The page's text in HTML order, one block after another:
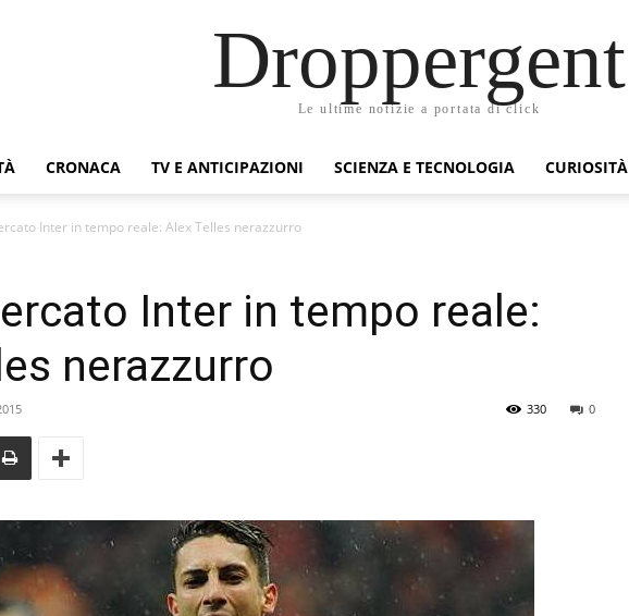
Droppergent
Le ultime notizie a portata di click
CRONACA TV E ANTICIPAZIONI SCIENZA E TECNOLOGIA CURIOSITÀ
Inter in tempo reale: Alex Telles nerazzurro
Inter in tempo reale:
nerazzurro
0
330